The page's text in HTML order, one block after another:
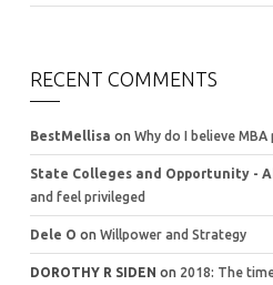
RECENT COMMENTS
BestMellisa on Why do I believe
State Colleges and Opportunity -
and feel privileged
Dele O on Willpower and Strategy
DOROTHY R SIDEN on 2018: The